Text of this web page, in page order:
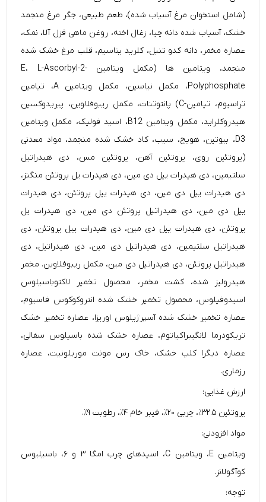
(شامل استخوان مرغ آسیاب شده)، طعم طبیعی، جگر مرغ منجمد
خشک، آسیاب شده دانه چیا، زغال اخته، روغن ماهی قزل آلا، نمک،
عصاره مخمر، دانه کدو تنبل، کلرید پتاسیم، قلب مرغ خشک شده
منجمد، ویتامین ها (مکمل ویتامین E، L-Ascorbyl-2-
Polyphosphate، مکمل نیاسین، مکمل ویتامین A، تیامین
تراسیوم، تیامین-C) پانتوتنات، مکمل ریبوفلاوین، پیریدوکسین
هیدروکلراید، مکمل ویتامین B12، اسید فولیک، مکمل ویتامین
D3، بیوتین، هویج، سیب، کاد خشک شده منجمد، مواد معدنی
(پروتئین روی، پروتئین آهن، پروتئین مس، دی هیدراتیل
سلتیمین، دی هیدرات ییل دی مین، دی هیدرات یل پروتئن منگنز،
دی هیدرات ییل دی مین، دی هیدرات ییل پروتئن، دی هیدرات
ییل دی مین، دی هیدراتیل پروتئن دی مین، دی هیدرات یل
پروتئن، دی هیدرات ییل دی مین، دی هیدرات ییل پروتئن، دی
هیدراتیل سلتیمین، دی هیدراتیل دی مین، دی هیدراتیل، دی
هیدراتیل پروتئن، دی هیدراتیل دی مین، مکمل ریبوفلاوین. مخمر
هیدرولیز شده، کشت مخمر، محصول تخمیر لاکتوباسیلوس
اسیدوفیلوس، محصول تخمیر خشک شده انتروکوکوس فاسیوم،
عصاره تخمیر خشک شده آسپرژیلوس اوریزا، عصاره تخمیر خشک
تریکودرما لانگیبراکیاتوم، عصاره خشک شده باسیلوس سفالی،
عصاره دیگرا کلپ خشک، خاک رس مونت موریلونیت، عصاره
رزماری.
ارزش غذایی:
پروتئین ۳۲.۵٪، چربی ۲۰٪، فیبر خام ۴٪، رطوبت ۹٪.
مواد افزودنی:
ویتامین E، ویتامین C، اسید‌های چرب امگا ۳ و ۶، باسیلیوس
کوآگولانز.
توجه: